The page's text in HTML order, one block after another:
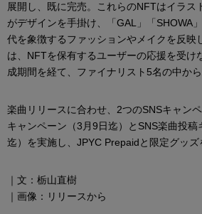
展開し、既に完売。これらのNFTはイラス
がデザインを手掛け、「GAL」「SHOWA
代を象徴するファッションやメイクを反映
は、NFTを保有するユーザーの応援を受け
成期間を経て、ファイナリスト5名の中か
楽曲リリースに合わせ、2つのSNSキャン
キャンペーン（3月9日迄）とSNS楽曲投稿
迄）を実施し、JPYC Prepaidと限定グッズ
｜文：栃山直樹
｜画像：リリースから